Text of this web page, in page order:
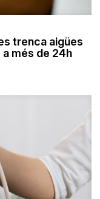
trenca aigües
més de 24h